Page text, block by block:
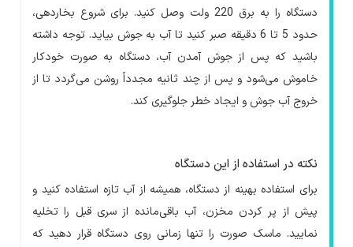
دستگاه را به برق 220 ولت وصل کنید. برای شروع بخاردهی،
حدود 5 تا 6 دقیقه صبر کنید تا آب به جوش بیاید. توجه داشته
باشید که پس از جوش آمدن آب، دستگاه به صورت خودکار
خاموش می‌شود و پس از چند ثانیه مجدداً روشن می‌گردد تا از
خروج آب جوش و ایجاد خطر جلوگیری کند.
نکته در استفاده از این دستگاه
برای استفاده بهینه از دستگاه، همیشه از آب تازه استفاده کنید و
پیش از پر کردن مخزن، آب باقی‌مانده از سری قبل را تخلیه
نمایید. ماسک صورت را تنها زمانی روی دستگاه قرار دهید که